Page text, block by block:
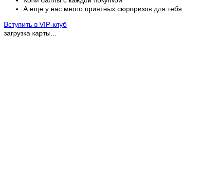
А еще у нас много приятных сюрпризов для тебя
Вступить в VIP-клуб
загрузка карты...